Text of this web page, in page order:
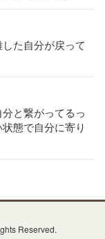
た自分が戻って
と繋がってるっ
態で自分に寄り
Reserved.